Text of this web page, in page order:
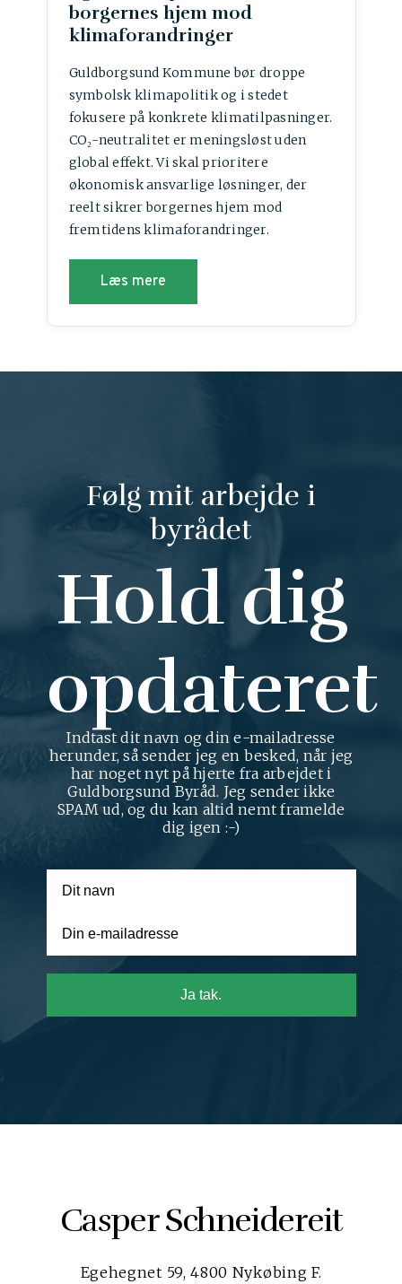
borgernes hjem mod
klimaforandringer
Guldborgsund Kommune bør droppe
symbolsk klimapolitik og i stedet
fokusere på konkrete klimatilpasninger.
CO₂-neutralitet er meningsløst uden
global effekt. Vi skal prioritere
økonomisk ansvarlige løsninger, der
reelt sikrer borgernes hjem mod
fremtidens klimaforandringer.
Læs mere
Følg mit arbejde i
byrådet
Hold dig
opdateret
Indtast dit navn og din e-mailadresse
herunder, så sender jeg en besked, når jeg
har noget nyt på hjerte fra arbejdet i
Guldborgsund Byråd. Jeg sender ikke
SPAM ud, og du kan altid nemt framelde
dig igen :-)
Ja tak.
Casper Schneidereit
Egehegnet 59, 4800 Nykøbing F.